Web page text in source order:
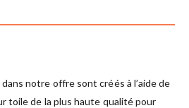
notre offre sont créés à l’aide de
toile de la plus haute qualité pour